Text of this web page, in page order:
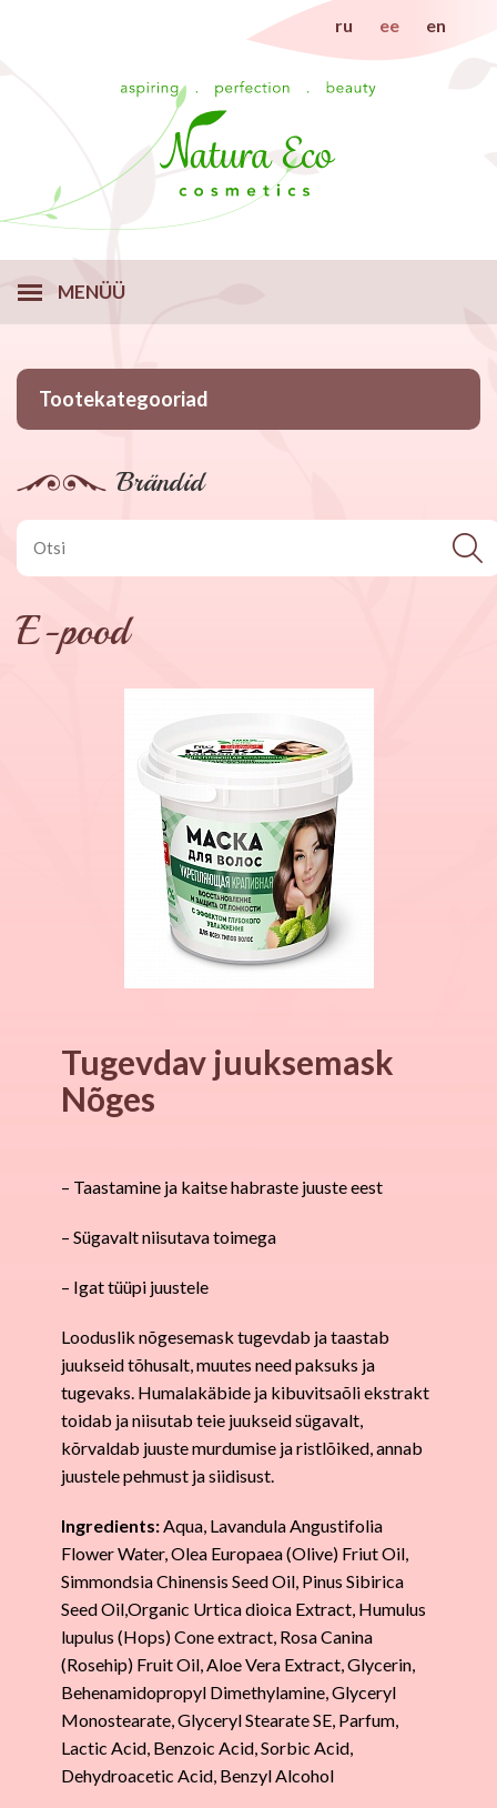
ru ee en
MENÜÜ
Tootekategooriad
Brändid
E-pood
Tugevdav juuksemask
Nõges
– Taastamine ja kaitse habraste juuste eest
– Sügavalt niisutava toimega
– Igat tüüpi juustele
Looduslik nõgesemask tugevdab ja taastab
juukseid tõhusalt, muutes need paksuks ja
tugevaks. Humalakäbide ja kibuvitsaõli ekstrakt
toidab ja niisutab teie juukseid sügavalt,
kõrvaldab juuste murdumise ja ristlõiked, annab
juustele pehmust ja siidisust.
Ingredients:Aqua, Lavandula Angustifolia
Flower Water, Olea Europaea (Olive) Friut Oil,
Simmondsia Chinensis Seed Oil, Pinus Sibirica
Seed Oil,Organic Urtica dioica Extract, Humulus
lupulus (Hops) Cone extract, Rosa Canina
(Rosehip) Fruit Oil, Aloe Vera Extract, Glycerin,
Behenamidopropyl Dimethylamine, Glyceryl
Monostearate, Glyceryl Stearate SE, Parfum,
Lactic Acid, Benzoic Acid, Sorbic Acid,
Dehydroacetic Acid, Benzyl Alcohol